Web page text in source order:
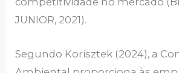
JUNIOR, 2021).
Segundo Korisztek (2024), a